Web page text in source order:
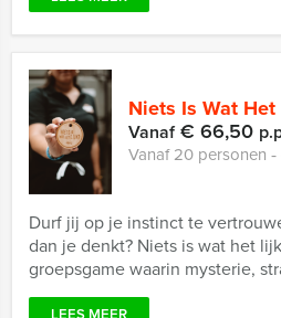
Niets Is Wat
Vanaf€ 66,50
Vanaf 20 personen
Durf jij op je instinct te
dan je denkt? Niets is wat het
groepsgame waarin mysterie,